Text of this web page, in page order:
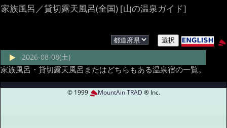
家族風呂／貸切露天風呂(全国) [山の温泉ガイド]
2026-08-08(土)
家族風呂・貸切露天風呂またはどちらもある温泉宿の一覧。
© 1999 MountAin TRAD ® Inc.